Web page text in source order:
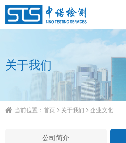
关于我们
当前位置：首页 关于我们 企业文化
公司简介